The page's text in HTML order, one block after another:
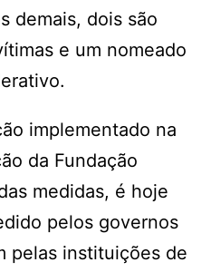
demais, dois são
e um nomeado
implementado na
da Fundação
medidas, é hoje
pelos governos
pelas instituições de